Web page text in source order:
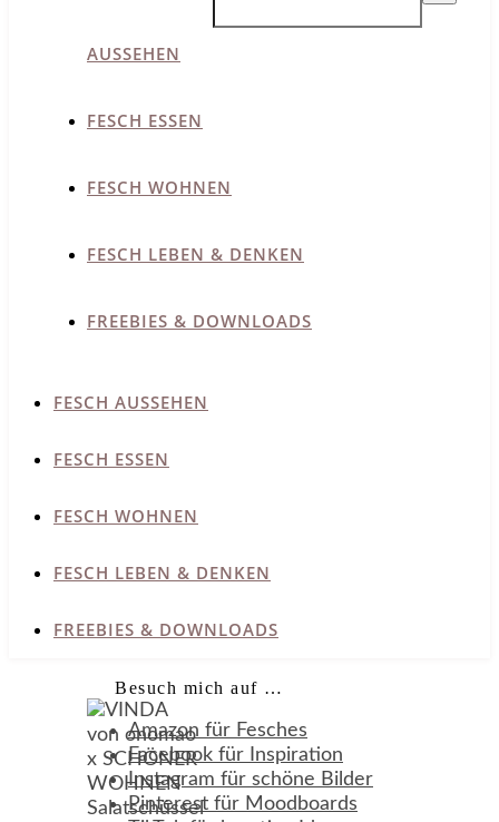
AUSSEHEN
FESCH ESSEN
FESCH WOHNEN
FESCH LEBEN & DENKEN
FREEBIES & DOWNLOADS
FESCH AUSSEHEN
FESCH ESSEN
FESCH WOHNEN
FESCH LEBEN & DENKEN
FREEBIES & DOWNLOADS
Besuch mich auf …
Amazon für Fesches
Facebook für Inspiration
Instagram für schöne Bilder
Pinterest für Moodboards